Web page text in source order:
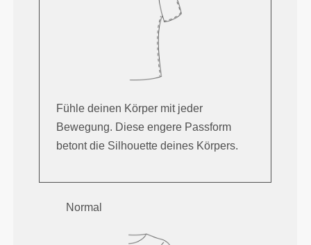
Fühle deinen Körper mit jeder
Bewegung. Diese engere Passform
betont die Silhouette deines Körpers.
Normal